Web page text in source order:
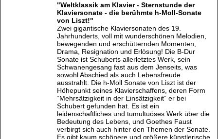
"Weltklassik am Klavier - Sternstunde der
Klaviersonate - die berühmte h-Moll-Sonate
von Liszt!"
Zwei gigantische Klaviersonaten des 19.
Jahrhunderts, voll mit wunderschönen Melodien,
bewegenden und erschütternden Momenten,
Drama, Resignation und Erlösung! Die B-Dur
Sonate ist Schuberts allerletztes Werk, sein
Schwanengesang fast aus dem Jenseits, was
sowohl Abschied als auch Lebensfreude
ausstrahlt. Die h-Moll Sonate von Liszt ist der
Höhepunkt seines Klavierschaffens, deren Form
“Mehrsätzigkeit in der Einsätzigkeit” er bei
Schubert gefunden hat. Es ist ein
leidenschaftliches und tumultuöses Werk über die
Bedeutung des Lebens, und Goethes Faust
verbirgt sich auch hinter den Themen der Sonate.
Es gibt kaum schönere und größere künstlerische